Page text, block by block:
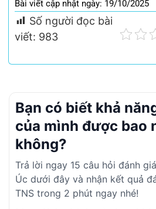
Bài viết cập nhật ngày: 19/10/2025
Số người đọc bài
viết: 983
Bạn có biết khả
của mình được bao
không?
Trả lời ngay 15 câu hỏi đánh
Úc dưới đây và nhận kết quả
TNS trong 2 phút ngay nhé!